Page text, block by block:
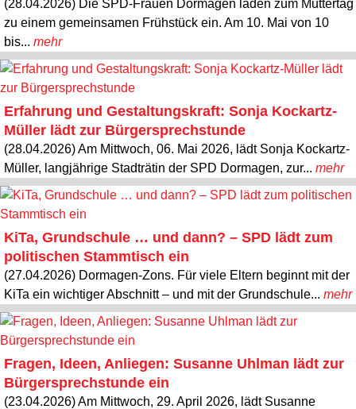
(28.04.2026) Die SPD-Frauen Dormagen laden zum Muttertag
zu einem gemeinsamen Frühstück ein. Am 10. Mai von 10
bis... mehr
Erfahrung und Gestaltungskraft: Sonja Kockartz-
Müller lädt zur Bürgersprechstunde
(28.04.2026) Am Mittwoch, 06. Mai 2026, lädt Sonja Kockartz-
Müller, langjährige Stadträtin der SPD Dormagen, zur... mehr
KiTa, Grundschule … und dann? – SPD lädt zum
politischen Stammtisch ein
(27.04.2026) Dormagen-Zons. Für viele Eltern beginnt mit der
KiTa ein wichtiger Abschnitt – und mit der Grundschule... mehr
Fragen, Ideen, Anliegen: Susanne Uhlman lädt zur
Bürgersprechstunde ein
(23.04.2026) Am Mittwoch, 29. April 2026, lädt Susanne